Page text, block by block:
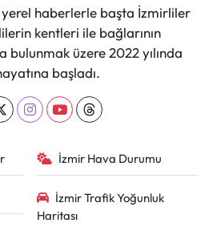
yerel haberlerle başta İzmirliler
kentleri ile bağlarının
bulunmak üzere 2022 yılında
başladı.
İzmir Hava Durumu
İzmir Trafik Yoğunluk
Haritası